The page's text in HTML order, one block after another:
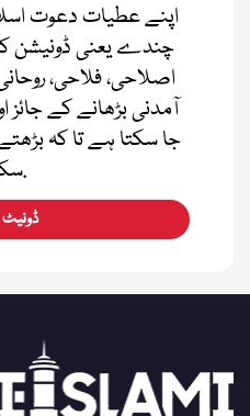
اپنے عطیات دعوت
چندے یعنی ڈونیشن
اصلاحی، فلاحی،
آمدنی بڑھانے کے جائز
جا سکتا ہے تا کہ
سکے.